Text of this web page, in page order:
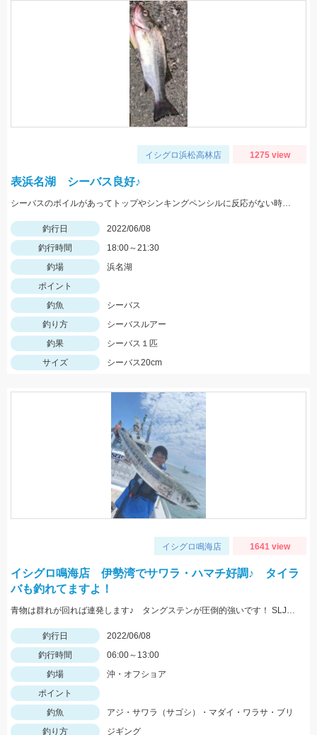
イシグロ浜松高林店 1275 view
表浜名湖 シーバス良好♪
シーバスのボイルがあってトップやシンキングペンシルに反応がない時はフローティングミノー！！
釣行日
2022/06/08
釣行時間
18:00～21:30
釣場
浜名湖
ポイント
釣魚
シーバス
釣り方
シーバスルアー
釣果
シーバス１匹
サイズ
シーバス20cm
イシグロ鳴海店 1641 view
イシグロ鳴海店 伊勢湾でサワラ・ハマチ好調♪ タイラ
バも釣れてますよ！
青物は群れが回れば連発します♪ タングステンが圧倒的強いです！ SLJもやるので45～200ｇ程を持って行ってくださいね！
釣行日
2022/06/08
釣行時間
06:00～13:00
釣場
沖・オフショア
ポイント
釣魚
アジ・サワラ（サゴシ）・マダイ・ワラサ・ブリ
釣り方
ジギング